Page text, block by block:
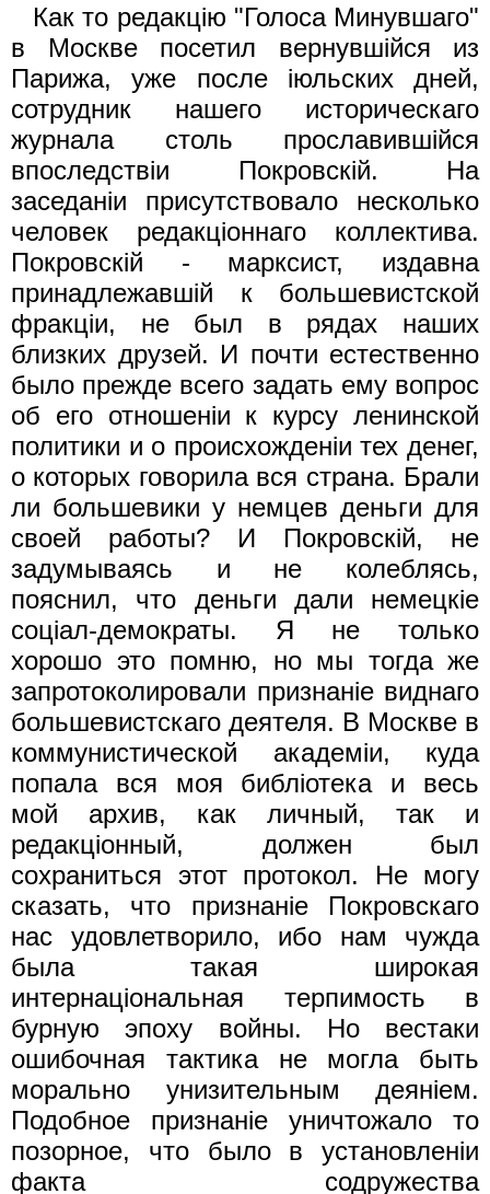
Как то редакцiю "Голоса Минувшаго"
в Москве посетил вернувшiйся из
Парижа, уже после iюльских дней,
сотрудник нашего историческаго
журнала столь прославившiйся
впоследствiи Покровскiй. На
заседанiи присутствовало несколько
человек редакцiоннаго коллектива.
Покровскiй - марксист, издавна
принадлежавшiй к большевистской
фракцiи, не был в рядах наших
близких друзей. И почти естественно
было прежде всего задать ему вопрос
об его отношенiи к курсу ленинской
политики и о происхожденiи тех денег,
о которых говорила вся страна. Брали
ли большевики у немцев деньги для
своей работы? И Покровскiй, не
задумываясь и не колеблясь,
пояснил, что деньги дали немецкiе
соцiал-демократы. Я не только
хорошо это помню, но мы тогда же
запротоколировали признанiе виднаго
большевистскаго деятеля. В Москве в
коммунистической академiи, куда
попала вся моя библiотека и весь
мой архив, как личный, так и
редакцiонный, должен был
сохраниться этот протокол. Не могу
сказать, что признанiе Покровскаго
нас удовлетворило, ибо нам чужда
была такая широкая
интернацiональная терпимость в
бурную эпоху войны. Но вестаки
ошибочная тактика не могла быть
морально унизительным деянiем.
Подобное признанiе уничтожало то
позорное, что было в установленiи
факта содружества